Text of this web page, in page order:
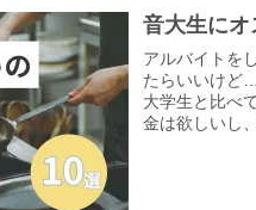
音大生にオ
アルバイトを
たらいいけど
大学生と比べ
金は欲しいし